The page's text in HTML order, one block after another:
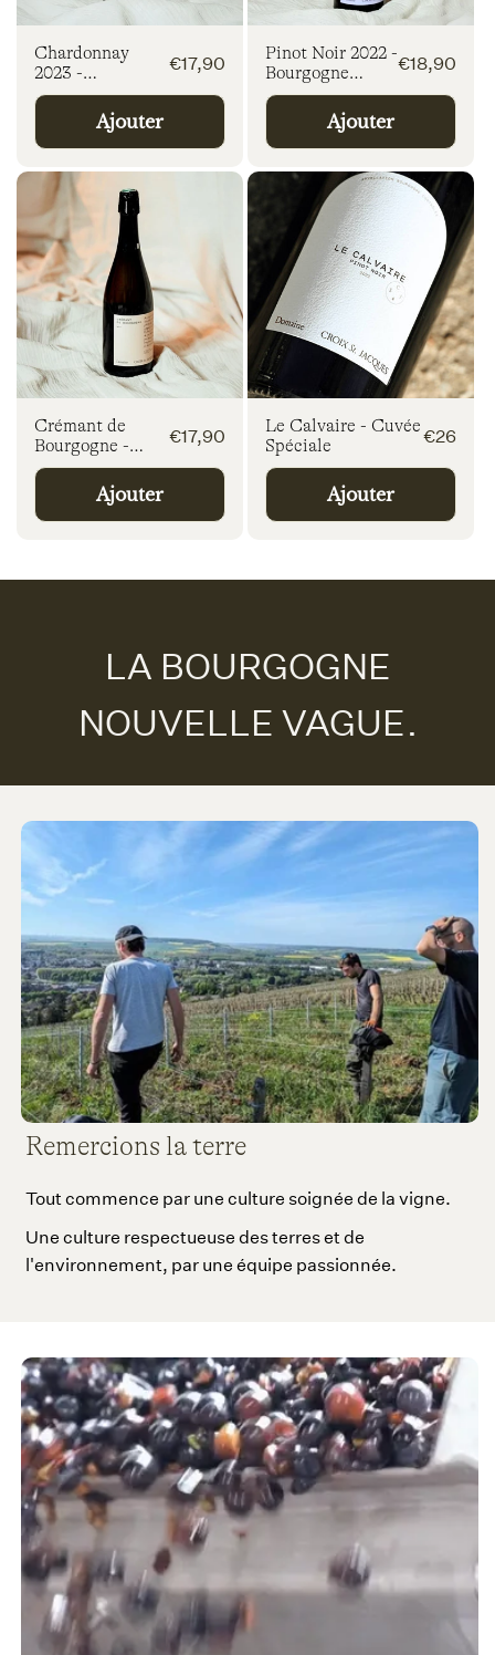
nChardonnay
2023 -
Bourgogne Blanc
Prix
€17,90
Ajouter
Pinot Noir 2022 -
Bourgogne
Rouge
Prix
€18,90
Ajouter
Crémant de
Bourgogne -
Blanc de Blancs
Prix
€17,90
Ajouter
Le Calvaire - Cuvée
Spéciale
Prix
€26
Ajouter
LA BOURGOGNE
NOUVELLE VAGUE.
Remercions la terre
Tout commence par une culture soignée de la vigne.
Une culture respectueuse des terres et de
l'environnement, par une équipe passionnée.